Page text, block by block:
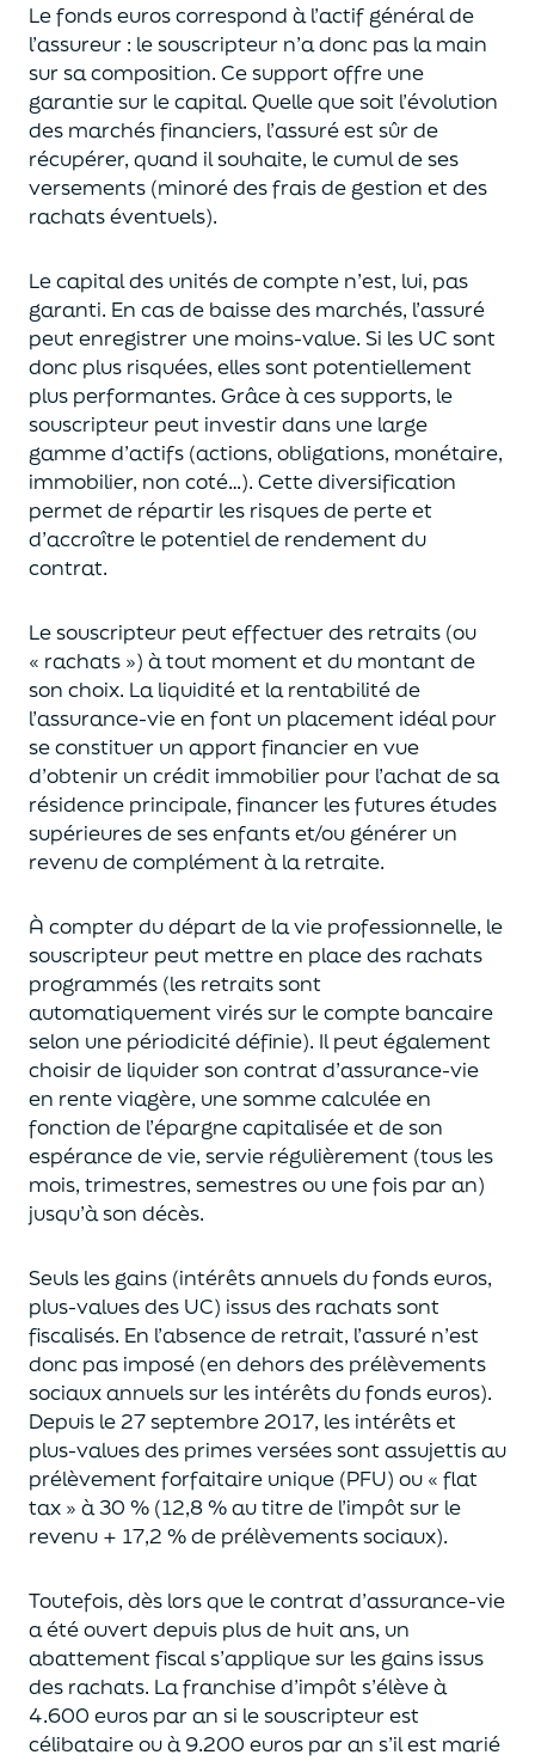
Le fonds euros correspond à l’actif général de
l’assureur : le souscripteur n’a donc pas la main
sur sa composition. Ce support offre une
garantie sur le capital. Quelle que soit l’évolution
des marchés financiers, l’assuré est sûr de
récupérer, quand il souhaite, le cumul de ses
versements (minoré des frais de gestion et des
rachats éventuels).
Le capital des unités de compte n’est, lui, pas
garanti. En casde baisse des marchés, l’assuré
peut enregistrer une moins-value. Si les UC sont
donc plus risquées, elles sont potentiellement
plus performantes. Grâce à ces supports, le
souscripteur peut investir dans une large
gamme d’actifs (actions, obligations, monétaire,
immobilier, non coté…). Cette diversification
permet de répartir les risques de perte et
d’accroître le potentielde rendement du
contrat.
Le souscripteur peut effectuer des retraits (ou
« rachats ») à tout moment et du montant de
son choix. Laliquiditéet la rentabilité de
l’assurance-vie en font un placement idéal pour
se constituer un apport financier en vue
d’obtenir un crédit immobilier pour l’achat desa
résidence principale, financer les futures études
supérieures de ses enfantset/ou générer un
revenu de complément à la retraite.
À compter du départ de la vie professionnelle, le
souscripteur peut mettre en place des rachats
programmés (les retraits sont
automatiquement virés sur le compte bancaire
selon une périodicité définie). Il peut également
choisirde liquider son contrat d’assurance-vie
en rente viagère, une somme calculée en
fonction de l’épargne capitalisée et deson
espérance de vie, servie régulièrement (tous les
mois, trimestres, semestres ou une fois par an)
jusqu’à son décès.
Seuls les gains (intérêts annuels du fonds euros,
plus-values des UC) issus des rachats sont
fiscalisés. En l’absence de retrait, l’assuré n’est
donc pas imposé (en dehors des prélèvements
sociaux annuels sur les intérêts du fonds euros).
Depuis le 27 septembre 2017, les intérêts et
plus-values des primes verséessont assujettis au
prélèvement forfaitaire unique (PFU) ou « flat
tax » à 30 % (12,8 % au titre de l’impôt sur le
revenu + 17,2 % de prélèvements sociaux).
Toutefois, dès lors que le contrat d’assurance-vie
a été ouvert depuis plus de huit ans, un
abattement fiscal s’applique sur les gains issus
des rachats. La franchise d’impôts’élève à
4.600 euros par an si le souscripteurest
célibataire ou à 9.200 euros par an s’il est marié